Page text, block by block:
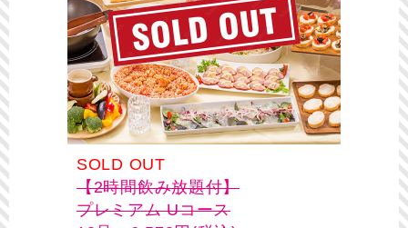
SOLD OUT
【2時間飲み放題付】
プレミアム Uコース